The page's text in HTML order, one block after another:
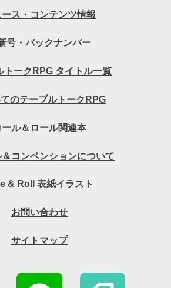
ース・コンテンツ情報
号・バックナンバー
トークRPG タイトル一覧
のテーブルトークRPG
ール＆ロール関連本
コンベンションについて
& Roll 表紙イラスト
お問い合わせ
サイトマップ